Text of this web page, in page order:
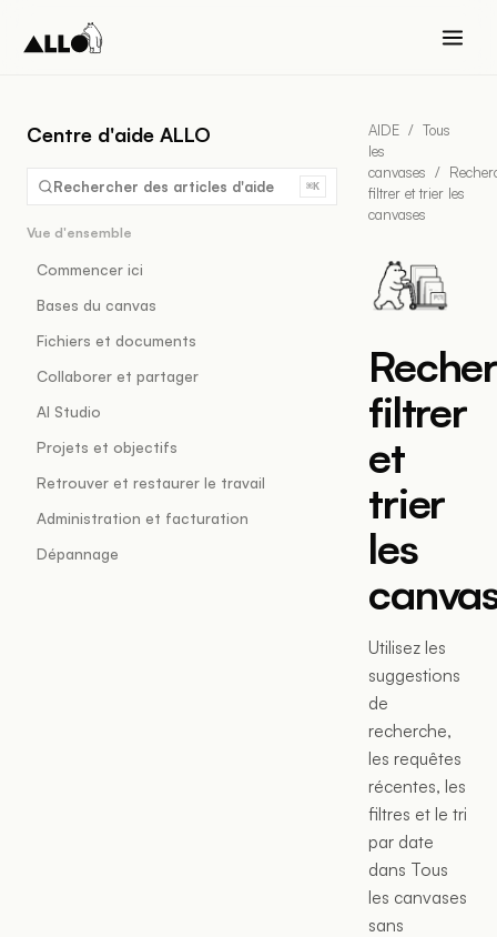
Centre d'aide ALLO
Rechercher des articles d'aide ⌘K
Vue d'ensemble
Commencer ici
Bases du canvas
Fichiers et documents
Collaborer et partager
AI Studio
Projets et objectifs
Retrouver et restaurer le travail
Administration et facturation
Dépannage
AIDE / Tous
les
canvases /
filtrer et trier les
canvases
filtrer
et
trier
les
Utilisez les
suggestions
de
recherche,
les requêtes
récentes, les
filtres et le tri
par date
dans Tous
les canvases
sans